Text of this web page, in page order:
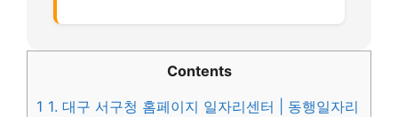
Contents
1 1. 대구 서구청 홈페이지 일자리센터 | 동행일자리